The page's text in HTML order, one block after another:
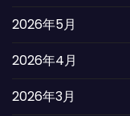
2026年5月
2026年4月
2026年3月